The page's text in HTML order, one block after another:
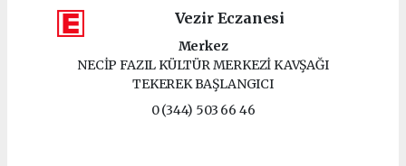
Vezir Eczanesi
Merkez
NECİP FAZIL KÜLTÜR MERKEZİ KAVŞAĞI
TEKEREK BAŞLANGICI
0 (344) 503 66 46